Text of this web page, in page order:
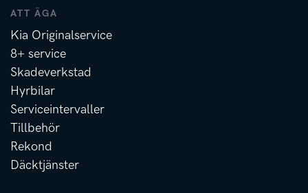
ATT ÄGA
Kia Originalservice
8+ service
Skadeverkstad
Hyrbilar
Serviceintervaller
Tillbehör
Rekond
Däcktjänster